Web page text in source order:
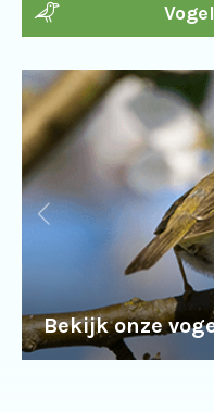
Bekijk onze